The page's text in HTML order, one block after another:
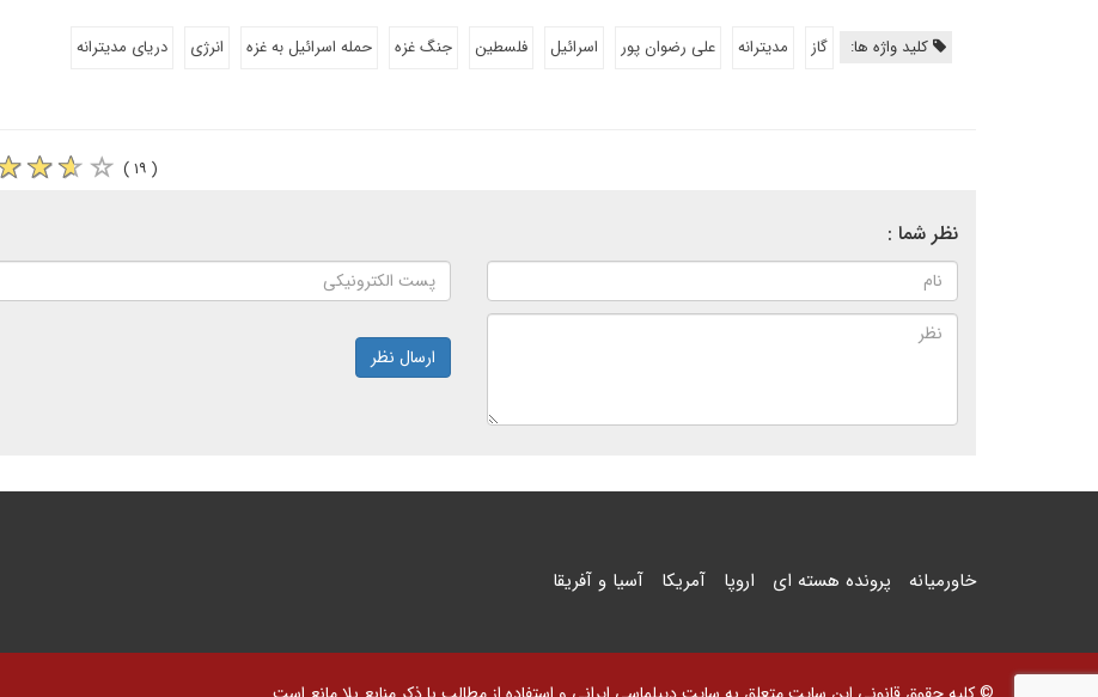
کلید واژه ها: گاز مدیترانه علی رضوان پور اسرائیل فلسطین جنگ غزه حمله اسرائیل به غزه انرژی دریای مدیترانه
( ۱۹ )
نظر شما :
ارسال نظر
خاورمیانه پرونده هسته ای اروپا آمریکا آسیا و آفریقا